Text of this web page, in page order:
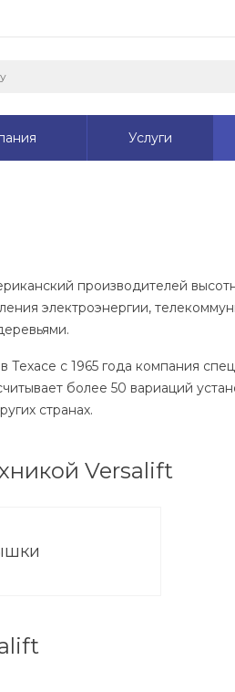
Услуги
производителей
электроэнергии,
Техасе с 1965 года компания
более 50 вариаций
странах.
Versalift